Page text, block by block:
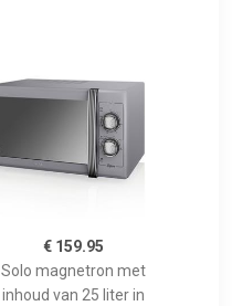
€ 159.95
Solo magnetron met
inhoud van 25 liter in